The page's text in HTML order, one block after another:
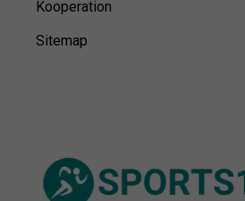
Kooperation
Sitemap